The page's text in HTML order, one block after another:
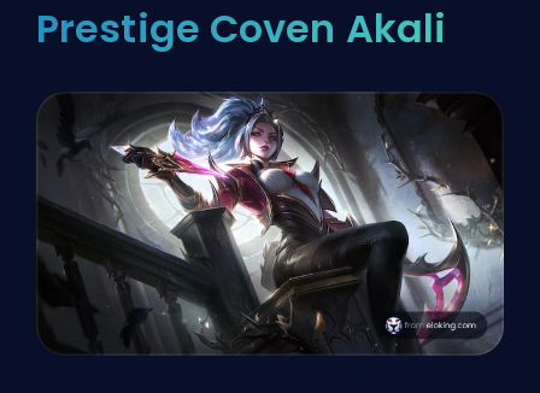
Prestige Coven Akali